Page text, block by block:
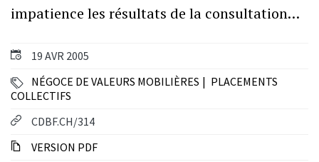
19 AVR 2005
NÉGOCE DE VALEURS MOBILIÈRES
PLACEMENTS
COLLECTIFS
CDBF.CH/314
VERSION PDF
impatience les résultats de la consultation…